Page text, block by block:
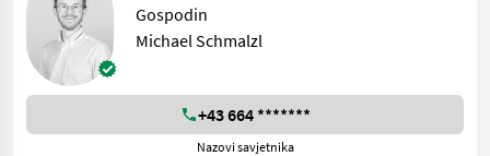
Gospodin
Michael Schmalzl
+43 664 *******
Nazovi savjetnika